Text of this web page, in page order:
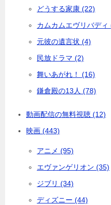
どうする家康 (22)
カムカムエヴリバディ
元彼の遺言状 (4)
民放ドラマ (2)
舞いあがれ！ (16)
鎌倉殿の13人 (78)
動画配信の無料視聴 (12)
映画 (443)
アニメ (95)
エヴァンゲリオン (35)
ジブリ (34)
ディズニー (44)